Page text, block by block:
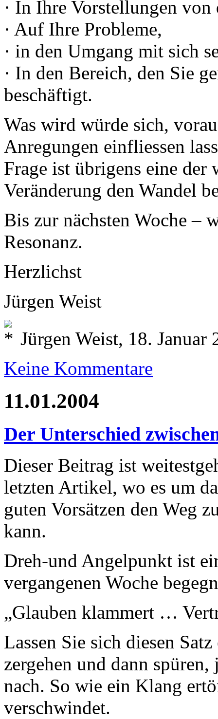
· In Ihre Vorstellungen
· Auf Ihre Probleme,
· in den Umgang mit sich
· In den Bereich, den Sie
beschäftigt.
Was wird würde sich,
Anregungen einfliessen
Frage ist übrigens eine der
Veränderung den Wandel
Bis zur nächsten Woche –
Resonanz.
Herzlichst
Jürgen Weist
Jürgen Weist, 18. Januar
Keine Kommentare
11.01.2004
Der Unterschied
Dieser Beitrag ist
letzten Artikel, wo es um
guten Vorsätzen den Weg
kann.
Dreh-und Angelpunkt ist
vergangenen Woche
„Glauben klammert …
Lassen Sie sich diesen
zergehen und dann
nach. So wie ein Klang
verschwindet.